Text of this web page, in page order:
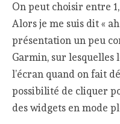
On peut choisir entre
Alors je me suis dit «
présentation un peu
Garmin, sur lesquelles
l’écran quand on fait
possibilité de cliquer
des widgets en mode